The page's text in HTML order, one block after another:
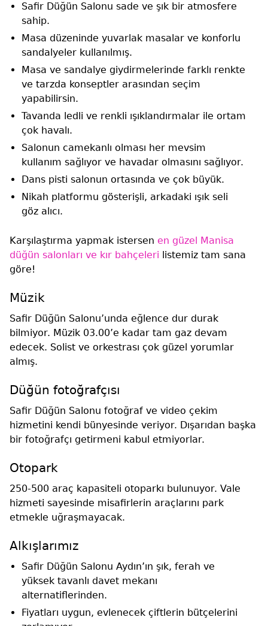
Safir Düğün Salonu sade ve şık bir atmosfere
sahip.
Masa düzeninde yuvarlak masalar ve konforlu
sandalyeler kullanılmış.
Masa ve sandalye giydirmelerinde farklı renkte
ve tarzda konseptler arasından seçim
yapabilirsin.
Tavanda ledli ve renkli ışıklandırmalar ile ortam
çok havalı.
Salonun camekanlı olması her mevsim
kullanım sağlıyor ve havadar olmasını sağlıyor.
Dans pisti salonun ortasında ve çok büyük.
Nikah platformu gösterişli, arkadaki ışık seli
göz alıcı.
Karşılaştırma yapmak istersen en güzel Manisa
düğün salonları ve kır bahçeleri listemiz tam sana
göre!
Müzik
Safir Düğün Salonu’unda eğlence dur durak
bilmiyor. Müzik 03.00’e kadar tam gaz devam
edecek. Solist ve orkestrası çok güzel yorumlar
almış.
Düğün fotoğrafçısı
Safir Düğün Salonu fotoğraf ve video çekim
hizmetini kendi bünyesinde veriyor. Dışarıdan başka
bir fotoğrafçı getirmeni kabul etmiyorlar.
Otopark
250-500 araç kapasiteli otoparkı bulunuyor. Vale
hizmeti sayesinde misafirlerin araçlarını park
etmekle uğraşmayacak.
Alkışlarımız
Safir Düğün Salonu Aydın’ın şık, ferah ve
yüksek tavanlı davet mekanı
alternatiflerinden.
Fiyatları uygun, evlenecek çiftlerin bütçelerini